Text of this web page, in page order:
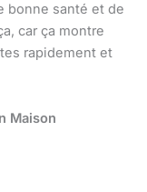
bonne santé et de
car ça montre
rapidement et
Maison